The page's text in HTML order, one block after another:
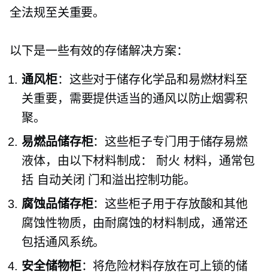
全法规至关重要。
以下是一些有效的存储解决方案：
通风柜：这些对于储存化学品和易燃材料至
关重要，需要提供适当的通风以防止烟雾积
聚。
易燃品储存柜：这些柜子专门用于储存易燃
液体，由以下材料制成： 耐火 材料，通常包
括 自动关闭 门和溢出控制功能。
腐蚀品储存柜：这些柜子用于存放酸和其他
腐蚀性物质，由耐腐蚀的材料制成，通常还
包括通风系统。
安全储物柜：将危险材料存放在可上锁的储